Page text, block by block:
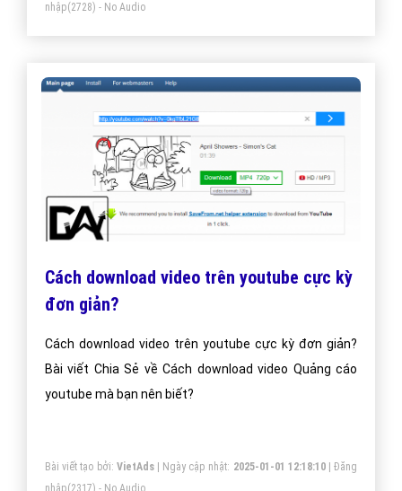
tượng!
nhập(2728) - No Audio
Cách download video trên youtube cực kỳ
đơn giản?
Cách download video trên youtube cực kỳ đơn giản?
Bài viết Chia Sẻ về Cách download video Quảng cáo
youtube mà bạn nên biết?
Bài viết tạo bởi: VietAds| Ngày cập nhật: 2025-01-01 12:18:10|Đăng